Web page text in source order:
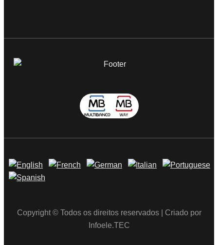
Copyright © Todos os direitos reservados | Criado por
Infoele.TEC